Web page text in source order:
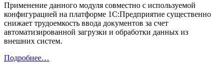
Применение данного модуля совместно с используемой
конфигурацией на платформе 1С:Предприятие существенно
снижает трудоемкость ввода документов за счет
автоматизированной загрузки и обработки данных из
внешних систем.
Подробнее…